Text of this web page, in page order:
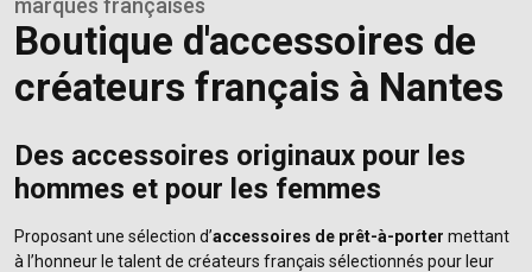
marques françaises
Boutique d'accessoires de
créateurs français à Nantes
Des accessoires originaux pour les
hommes et pour les femmes
Proposant une sélection d’accessoires de prêt-à-porter mettant
à l’honneur le talent de créateurs français sélectionnés pour leur